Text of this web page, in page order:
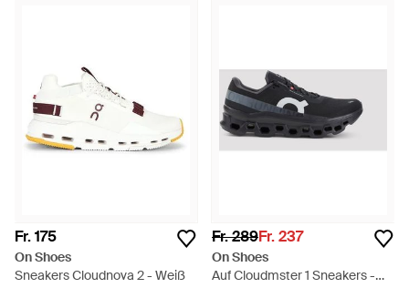
Fr. 175
On Shoes
Sneakers Cloudnova 2 - Weiß
Fr. 289Fr. 237
On Shoes
Auf Cloudmster 1 Sneakers -